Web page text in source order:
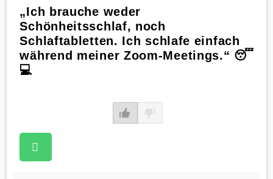
„Ich brauche weder
Schönheitsschlaf, noch
Schlaftabletten. Ich schlafe einfach
während meiner Zoom-Meetings.“ 😴
💻